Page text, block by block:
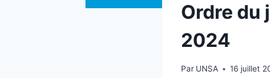
Ordre du
2024
Par UNSA 16 juillet